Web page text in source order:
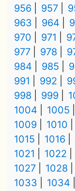
956
957
963
964
970
971
977
978
984
985
991
992
998
999
1004
1005
1009
1010
1015
1016
1021
1022
1027
1028
1033
1034